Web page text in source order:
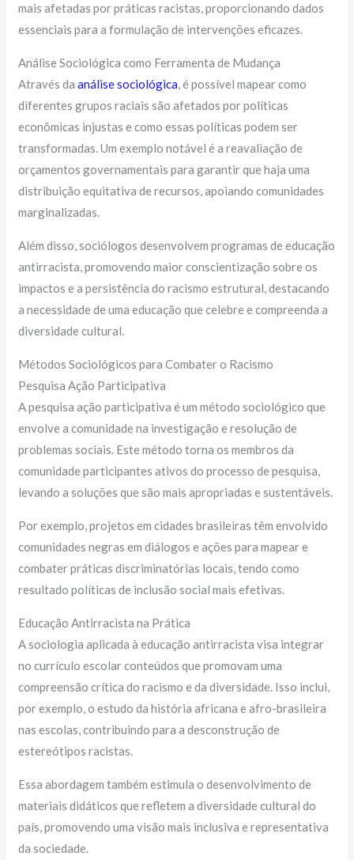
mais afetadas por práticas racistas, proporcionando dados
essenciais para a formulação de intervenções eficazes.
Análise Sociológica como Ferramenta de Mudança
Através daanálise sociológica, é possível mapear como
diferentes grupos raciais são afetados por políticas
econômicas injustas e como essas políticas podem ser
transformadas. Um exemplo notável é a reavaliação de
orçamentos governamentais para garantir que haja uma
distribuição equitativa de recursos, apoiando comunidades
marginalizadas.
Além disso, sociólogos desenvolvem programas de educação
antirracista, promovendo maior conscientização sobre os
impactos e a persistência do racismo estrutural, destacando
a necessidade de uma educação que celebre e compreenda a
diversidade cultural.
Métodos Sociológicos para Combater o Racismo
Pesquisa Ação Participativa
A pesquisa ação participativa é um método sociológico que
envolve a comunidade na investigação e resolução de
problemas sociais. Este método torna os membros da
comunidade participantes ativos do processo de pesquisa,
levando a soluções que são mais apropriadas e sustentáveis.
Por exemplo, projetos em cidades brasileiras têm envolvido
comunidades negras em diálogos e ações para mapear e
combater práticas discriminatórias locais, tendo como
resultado políticas de inclusão social mais efetivas.
Educação Antirracista na Prática
A sociologia aplicada à educação antirracista visa integrar
no currículo escolar conteúdos que promovam uma
compreensão crítica do racismo e da diversidade. Isso inclui,
por exemplo, o estudo da história africana e afro-brasileira
nas escolas, contribuindo para a desconstrução de
estereótipos racistas.
Essa abordagem também estimula o desenvolvimento de
materiais didáticos que refletem a diversidade cultural do
país, promovendo uma visão mais inclusiva e representativa
da sociedade.